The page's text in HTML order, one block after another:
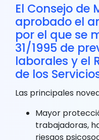
El Consejo de
aprobado el
por el que se
31/1995 de
laborales y el
de los
Las principales
Mayor
trabajadoras,
riesgos